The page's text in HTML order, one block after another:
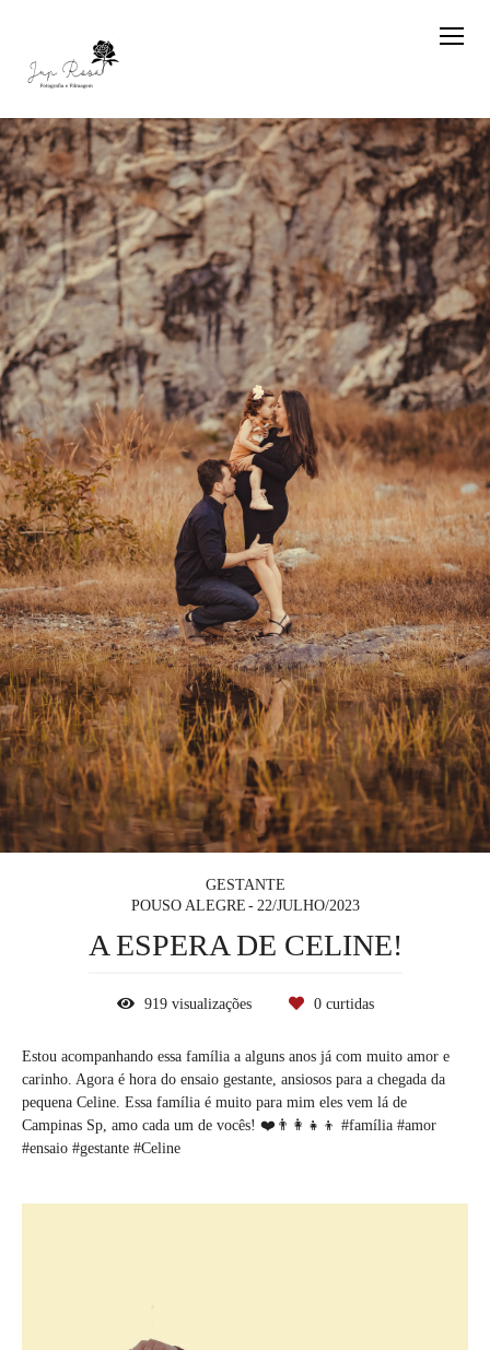
GESTANTE
POUSO ALEGRE
22/JULHO/2023
A ESPERA DE CELINE!
919visualizações 0curtidas
Estou acompanhando essa família a alguns anos já com muito amor e
carinho. Agora é hora do ensaio gestante, ansiosos para a chegada da
pequena Celine. Essa família é muito para mim eles vem lá de
Campinas Sp, amo cada um de vocês! ❤️👨‍👩‍👧‍👦 #família #amor
#ensaio #gestante #Celine